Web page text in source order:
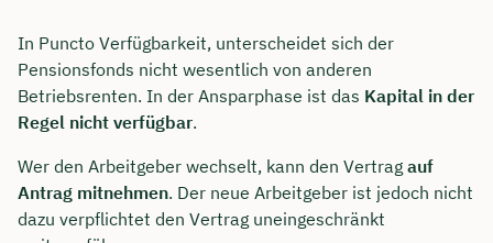
In Puncto Verfügbarkeit, unterscheidet sich der
Pensionsfonds nicht wesentlich von anderen
Betriebsrenten. In der Ansparphase ist das Kapital in der
Regel nicht verfügbar.
Wer den Arbeitgeber wechselt, kann den Vertrag auf
Antrag mitnehmen. Der neue Arbeitgeber ist jedoch nicht
dazu verpflichtet den Vertrag uneingeschränkt